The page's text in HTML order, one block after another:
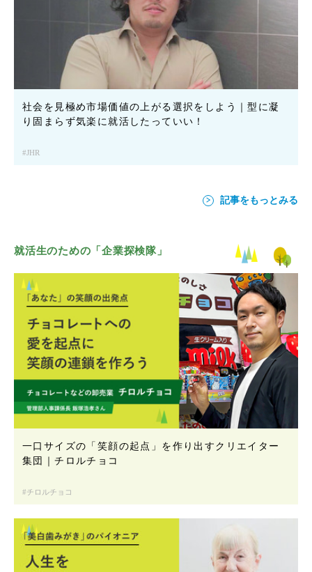
社会を見極め市場価値の上がる選択をしよう｜型に凝
り固まらず気楽に就活したっていい！
JHR
記事をもっとみる
就活生のための「企業探検隊」
一口サイズの「笑顔の起点」を作り出すクリエイター
集団｜チロルチョコ
チロルチョコ